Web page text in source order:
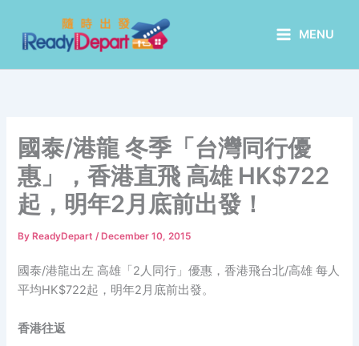
content
MENU
國泰/港龍 冬季「台灣同行優
惠」，香港直飛 高雄 HK$722
起，明年2月底前出發！
By ReadyDepart/ December 10, 2015
國泰/港龍出左 高雄「2人同行」優惠，香港飛台北/高雄 每人
平均HK$722起，明年2月底前出發。
香港往返